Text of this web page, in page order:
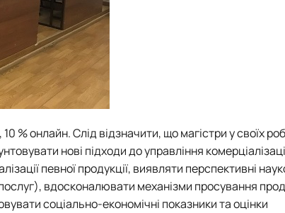
% онлайн. Слід відзначити, що магістри у своїх
нові підходи до управління
певної продукції, виявляти перспективні
вдосконалювати механізми просування
соціально-економічні показники та оцінки